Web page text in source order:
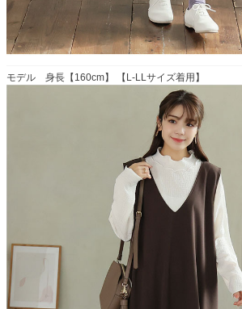
モデル 身長【160cm】 【L-LLサイズ着用】